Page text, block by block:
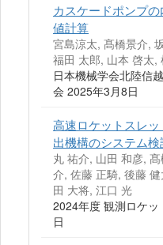
カスケードポンプ
値計算
宮島涼太, 髙橋景介,
福田 太郎, 山本 啓太,
日本機械学会北陸信
会 2025年3月8日
⾼速ロケットスレ
出機構のシステム
丸 祐介, 山田 和彦,
介, 佐藤 正騎, 後藤
田 大将, 江口 光
2024年度 観測ロケ
日